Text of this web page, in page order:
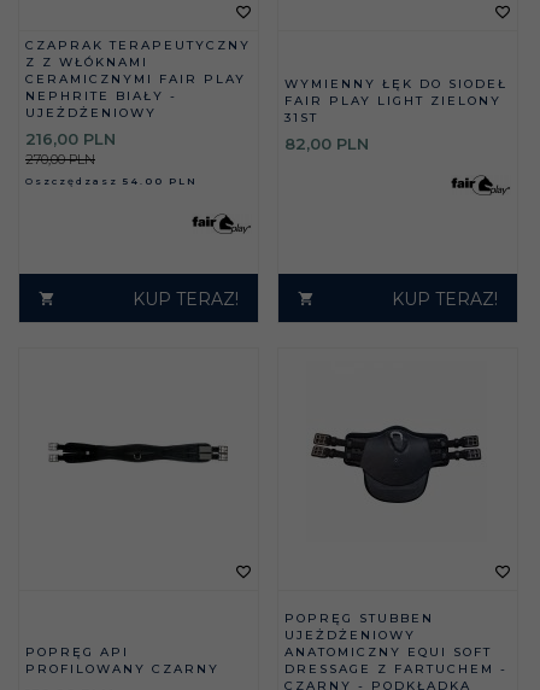
CZAPRAK TERAPEUTYCZNY
Z Z WŁÓKNAMI
CERAMICZNYMI FAIR PLAY
NEPHRITE BIAŁY -
UJEŻDŻENIOWY
216,00 PLN
270,00 PLN
Oszczędzasz 54.00 PLN
KUP TERAZ!
WYMIENNY ŁĘK DO SIODEŁ
FAIR PLAY LIGHT ZIELONY
31ST
82,00 PLN
KUP TERAZ!
POPRĘG API
PROFILOWANY CZARNY
POPRĘG STUBBEN
UJEŻDŻENIOWY
ANATOMICZNY EQUI SOFT
DRESSAGE Z FARTUCHEM -
CZARNY - PODKŁADKA